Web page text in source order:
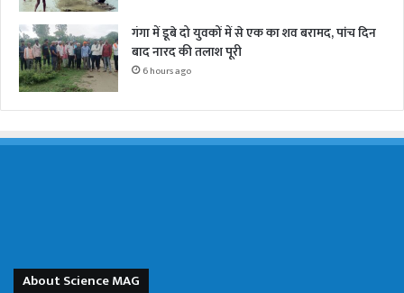
गंगा में डूबे दो युवकों में से एक का शव बरामद, पांच दिन
बाद नारद की तलाश पूरी
6 hours ago
About Science MAG